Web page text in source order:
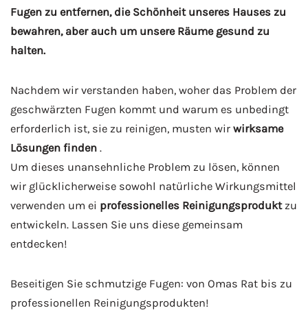
Fugen zu entfernen, die Schönheit unseres Hauses zu
bewahren, aber auch um unsere Räume gesund zu
halten.
Nachdem wir verstanden haben, woher das Problem der
geschwärzten Fugen kommt und warum es unbedingt
erforderlich ist, sie zu reinigen, musten wir wirksame
Lösungen finden .
Um dieses unansehnliche Problem zu lösen, können
wir glücklicherweise sowohl natürliche Wirkungsmittel
verwenden um ei professionelles Reinigungsproduktzu
entwickeln. Lassen Sie uns diese gemeinsam
entdecken!
Beseitigen Sie schmutzige Fugen: von Omas Rat bis zu
professionellen Reinigungsprodukten!